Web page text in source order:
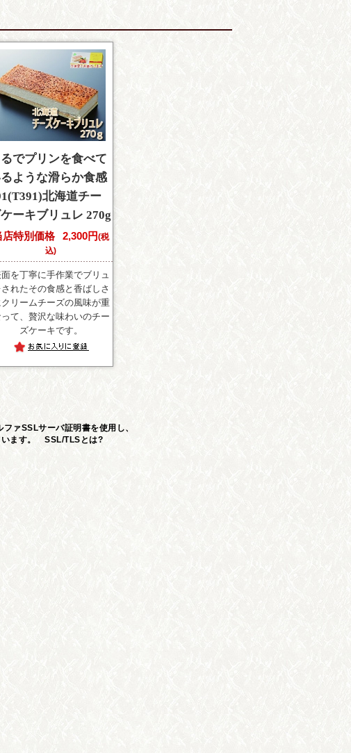
るでプリンを食べて
ような滑らか食感
北海道チー
ーキブリュレ 270g
店特別価格 2,300円(税
込)
を丁寧に手作業でブリュ
されたその食感と香ばしさ
クリームチーズの風味が重
って、贅沢な味わいのチー
ズケーキです。
ァSSLサーバ証明書を使用し、
います。 SSL/TLSとは?